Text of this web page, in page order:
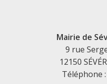
Mairie de
9 rue
12150
Téléphone :